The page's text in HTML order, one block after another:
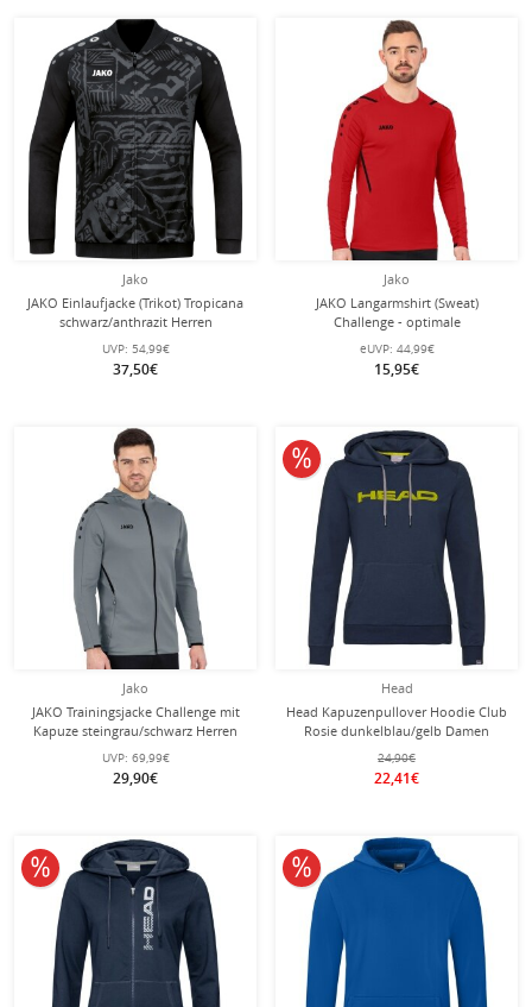
Jako
JAKO Einlaufjacke (Trikot) Tropicana
schwarz/anthrazit Herren
UVP: 54,99€
37,50€
Jako
JAKO Langarmshirt (Sweat)
Challenge - optimale
Bewegungsfreiheit - rot Herren
eUVP: 44,99€
15,95€
Jako
JAKO Trainingsjacke Challenge mit
Kapuze steingrau/schwarz Herren
UVP: 69,99€
29,90€
Head
Head Kapuzenpullover Hoodie Club
Rosie dunkelblau/gelb Damen
24,90€
22,41€
10% reduziert
10% reduziert 10% reduziert